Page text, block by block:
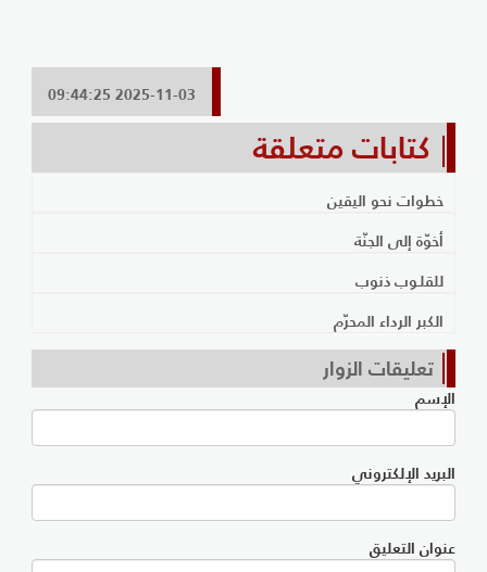
2025-11-03 09:44:25
كتابات متعلقة
خطوات نحو اليقين
أخوّة إلى الجنّة
للقلـوب ذنوب
الكبر الرداء المحرّم
تعليقات الزوار
الإسم
البريد الإلكتروني
عنوان التعليق